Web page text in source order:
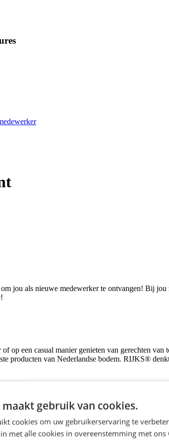
jou als nieuwe medewerker te ontvangen! Bij
op een casual manier genieten van gerechten
producten van Nederlandse bodem. RIJKS®
maar ook:
maakt gebruik van cookies.
cookies om uw gebruikerservaring te
met alle cookies in overeenstemming met ons